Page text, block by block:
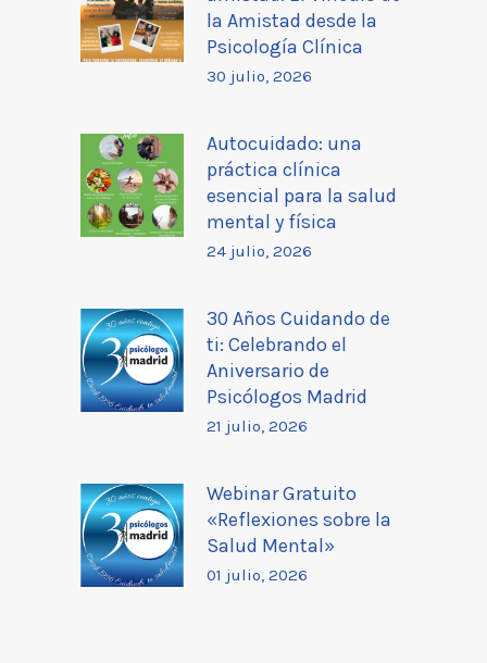
la Amistad desde la
Psicología Clínica
30 julio, 2026
Autocuidado: una
práctica clínica
esencial para la salud
mental y física
24 julio, 2026
30 Años Cuidando de
ti: Celebrando el
Aniversario de
Psicólogos Madrid
21 julio, 2026
Webinar Gratuito
«Reflexiones sobre la
Salud Mental»
01 julio, 2026